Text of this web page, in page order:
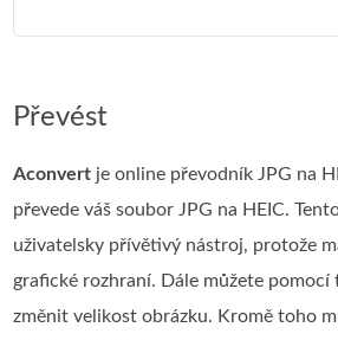
Převést
Aconvert je online převodník JPG na
převede váš soubor JPG na HEIC.
uživatelsky přívětivý nástroj, protože
grafické rozhraní. Dále můžete
změnit velikost obrázku. Kromě toho